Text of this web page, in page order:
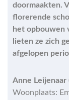
doormaakten.
florerende
het opbouwen
lieten ze zich
afgelopen
Anne Leijenaar
Woonplaats: